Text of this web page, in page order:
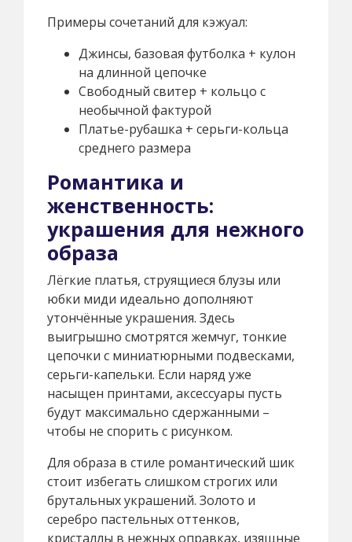
Примеры сочетаний для кэжуал:
Джинсы, базовая футболка + кулон
на длинной цепочке
Свободный свитер + кольцо с
необычной фактурой
Платье-рубашка + серьги-кольца
среднего размера
Романтика и
женственность:
украшения для нежного
образа
Лёгкие платья, струящиеся блузы или
юбки миди идеально дополняют
утончённые украшения. Здесь
выигрышно смотрятся жемчуг, тонкие
цепочки с миниатюрными подвесками,
серьги-капельки. Если наряд уже
насыщен принтами, аксессуары пусть
будут максимально сдержанными –
чтобы не спорить с рисунком.
Для образа в стиле романтический шик
стоит избегать слишком строгих или
брутальных украшений. Золото и
серебро пастельных оттенков,
кристаллы в нежных оправках, изящные